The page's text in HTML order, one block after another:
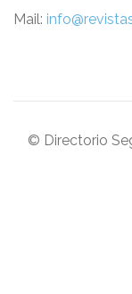
Mail:
© Directorio